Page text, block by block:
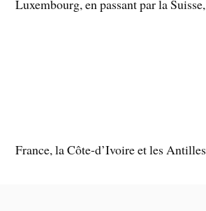
Luxembourg, en passant par la
France, la Côte-d’Ivoire et les